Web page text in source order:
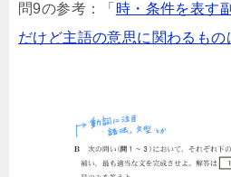
問9の参考：「 時・条件を表す
だけど主語の意思に関わるもの